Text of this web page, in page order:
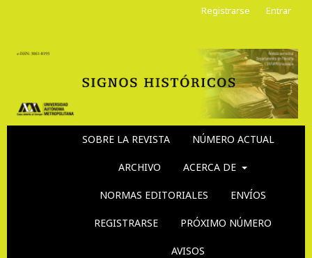
SOBRE LA REVISTA NÚMERO ACTUAL
ARCHIVO ACERCA DE
NORMAS EDITORIALES ENVÍOS
REGISTRARSE PRÓXIMO NÚMERO
AVISOS
Registrarse Entrar